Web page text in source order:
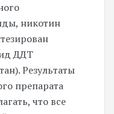
никотин
ДДТ
Результаты
препарата
что все